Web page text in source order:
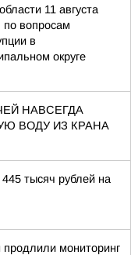
11 августа
по вопросам
в
округе
НАВСЕГДА
ВОДУ ИЗ КРАНА
тысяч рублей на
продлили мониторинг